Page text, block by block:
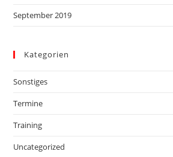
September 2019
Kategorien
Sonstiges
Termine
Training
Uncategorized